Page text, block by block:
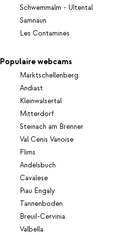
Schwemmalm - Ultental
Samnaun
Les Contamines
Populaire webcams
Marktschellenberg
Andiast
Kleinwalsertal
Mitterdorf
Steinach am Brenner
Val Cenis Vanoise
Flims
Andelsbuch
Cavalese
Piau Engaly
Tannenboden
Breuil-Cervinia
Valbella